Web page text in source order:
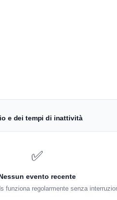
e dei tempi di inattività
✅
evento recente
funziona regolarmente senza